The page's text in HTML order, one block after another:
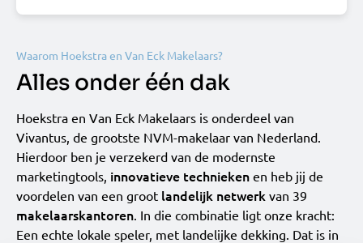
Waarom Hoekstra en Van Eck Makelaars?
Alles onder één dak
Hoekstra en Van Eck Makelaars is onderdeel van
Vivantus, de grootste NVM-makelaar van Nederland.
Hierdoor ben je verzekerd van de modernste
marketingtools, innovatieve technieken en heb jij de
voordelen van een groot landelijk netwerk van 39
makelaarskantoren . In die combinatie ligt onze kracht:
Een echte lokale speler, met landelijke dekking. Dat is in